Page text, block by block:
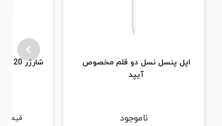
اپل پنسل نسل دو قلم مخصوص
آیپد
ناموجود
شارژر 20 وات USB-C اورجینال اپل
قیمت